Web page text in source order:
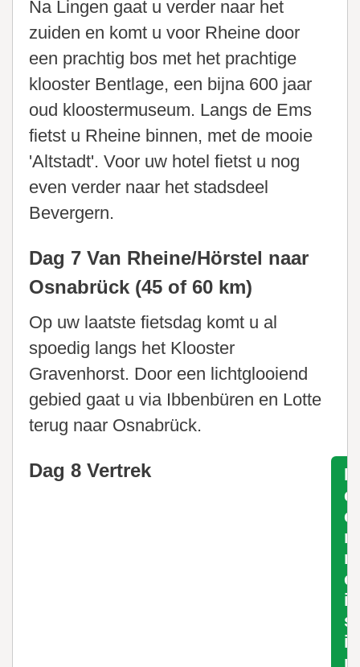
Na Lingen gaat u verder naar het
zuiden en komt u voor Rheine door
een prachtig bos met het prachtige
klooster Bentlage, een bijna 600 jaar
oud kloostermuseum. Langs de Ems
fietst u Rheine binnen, met de mooie
'Altstadt'. Voor uw hotel fietst u nog
even verder naar het stadsdeel
Bevergern.
Dag 7 Van Rheine/Hörstel naar
Osnabrück (45 of 60 km)
Op uw laatste fietsdag komt u al
spoedig langs het Klooster
Gravenhorst. Door een lichtglooiend
gebied gaat u via Ibbenbüren en Lotte
terug naar Osnabrück.
Dag 8 Vertrek
M
e
e
r
r
e
i
s
i
n